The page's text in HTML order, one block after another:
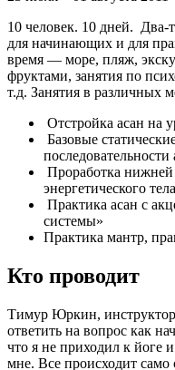
10 человек. 10 дней. Два-
для начинающих и для
время — море, пляж,
фруктами, занятия по
т.д. Занятия в различных
Отстройка асан на
Базовые
последовательности
Проработка нижней
энергетического
Практика асан с
системы»
Практика мантр,
Кто проводит
Тимур Юркин,
ответить на вопрос как
что я не приходил к йоге
мне. Все происходит само